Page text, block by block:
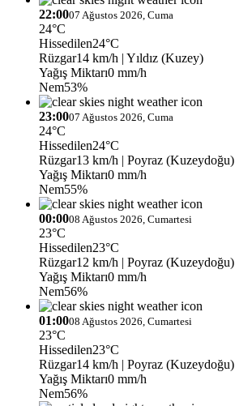
22:0007 Ağustos 2026, Cuma
24°C
Hissedilen24°C
Rüzgar14 km/h | Yıldız (Kuzey)
Yağış Miktarı0 mm/h
Nem53%
23:0007 Ağustos 2026, Cuma
24°C
Hissedilen24°C
Rüzgar13 km/h | Poyraz (Kuzeydoğu)
Yağış Miktarı0 mm/h
Nem55%
00:0008 Ağustos 2026, Cumartesi
23°C
Hissedilen23°C
Rüzgar12 km/h | Poyraz (Kuzeydoğu)
Yağış Miktarı0 mm/h
Nem56%
01:0008 Ağustos 2026, Cumartesi
23°C
Hissedilen23°C
Rüzgar14 km/h | Poyraz (Kuzeydoğu)
Yağış Miktarı0 mm/h
Nem56%